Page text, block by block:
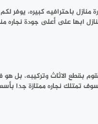
منازل باحترافيه كبيره، يوفر
ابها على أعلى جودة نجاره
الاثاث وتركيبه، بل هو
تمتلك نجاره ممتازة جدا